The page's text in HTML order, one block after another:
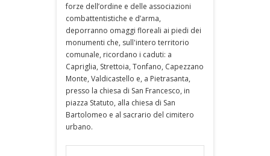
forze dell’ordine e delle associazioni
combattentistiche e d’arma,
deporranno omaggi floreali ai piedi dei
monumenti che, sull'intero territorio
comunale, ricordano i caduti: a
Capriglia, Strettoia, Tonfano, Capezzano
Monte, Valdicastello e, a Pietrasanta,
presso la chiesa di San Francesco, in
piazza Statuto, alla chiesa di San
Bartolomeo e al sacrario del cimitero
urbano.